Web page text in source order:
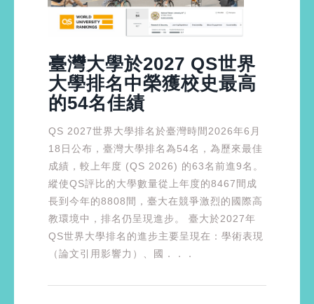
臺灣大學於2027 QS世界
大學排名中榮獲校史最高
的54名佳績
QS 2027世界大學排名於臺灣時間2026年6月
18日公布，臺灣大學排名為54名，為歷來最佳
成績，較上年度 (QS 2026) 的63名前進9名。
縱使QS評比的大學數量從上年度的8467間成
長到今年的8808間，臺大在競爭激烈的國際高
教環境中，排名仍呈現進步。 臺大於2027年
QS世界大學排名的進步主要呈現在：學術表現
（論文引用影響力）、國．．．